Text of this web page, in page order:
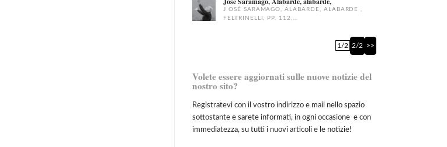
J OSÉ SARAMAGO, ALABARDE, ALABARDE ,
FELTRINELLI, PP. 112,...
1/2 2/2 >>
Volete essere aggiornati sulle nuove notizie del
nostro sito?
Registratevi con il vostro indirizzo e mail nello spazio
sottostante e sarete informati, in ogni occasione e con
immediatezza, su tutti i nuovi articoli e le notizie!